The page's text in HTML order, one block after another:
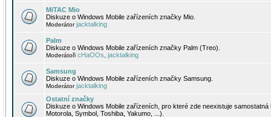
MiTAC Mio
Diskuze o Windows Mobile zařízeních značky Mio.
Moderátorjacktalking
Palm
Diskuze o Windows Mobile zařízeních značky Palm (Treo).
Moderátoři cHaOOs jacktalking
Samsung
Diskuze o Windows Mobile zařízeních značky Samsung.
Moderátorjacktalking
Ostatní značky
Diskuze o Windows Mobile zařízeních, pro které zde neexistuje
Motorola, Symbol, Toshiba, Yakumo, ...).